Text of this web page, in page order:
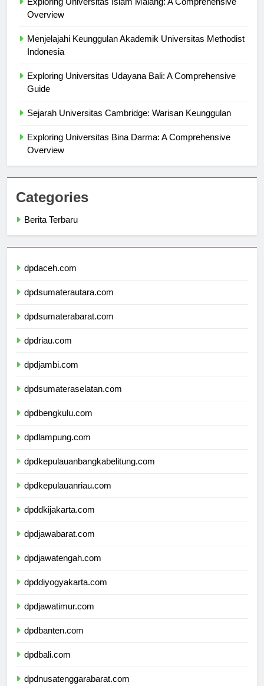
Exploring Universitas Islam Malang: A Comprehensive
Menjelajahi Keunggulan Akademik Universitas Methodist
Exploring Universitas Udayana Bali: A Comprehensive
Exploring Universitas Bina Darma: A Comprehensive
Categories